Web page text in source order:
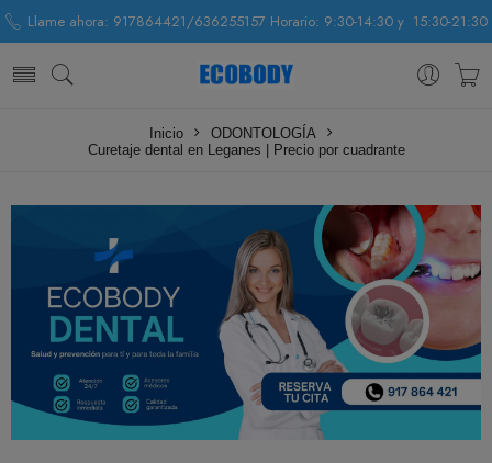
Llame ahora: 917864421/636255157 Horario: 9:30-14:30 y 15:30-21:30
Inicio
ODONTOLOGÍA
Curetaje dental en Leganes | Precio por cuadrante